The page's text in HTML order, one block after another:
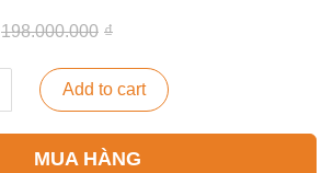
198.000.000 ₫
Add to cart
MUA HÀNG